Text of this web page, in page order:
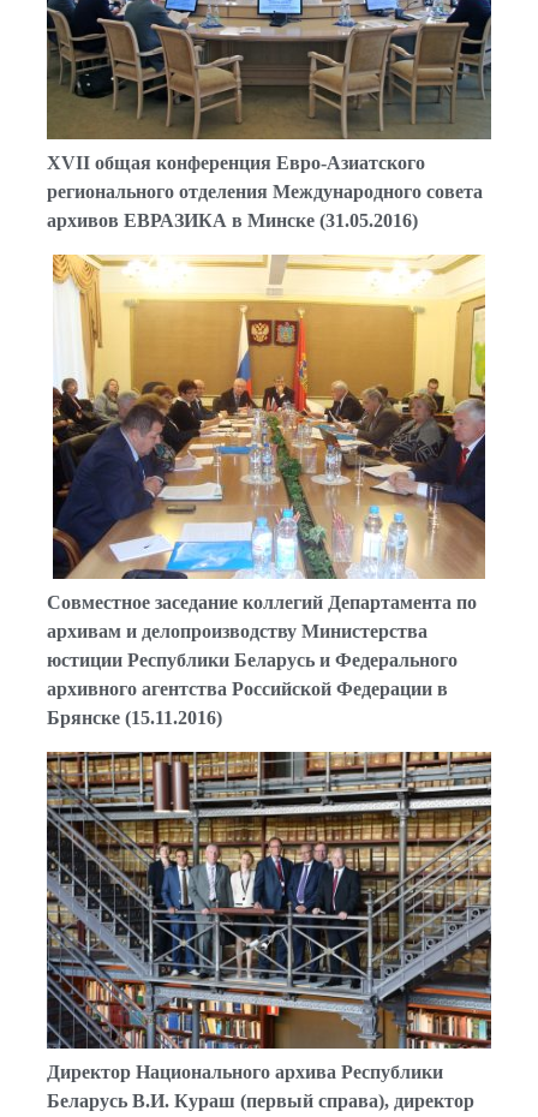
XVII общая конференция Евро-Азиатского
регионального отделения Международного совета
архивов ЕВРАЗИКА в Минске (31.05.2016)
Совместное заседание коллегий Департамента по
архивам и делопроизводству Министерства
юстиции Республики Беларусь и Федерального
архивного агентства Российской Федерации в
Брянске (15.11.2016)
Директор Национального архива Республики
Беларусь В.И. Кураш (первый справа), директор